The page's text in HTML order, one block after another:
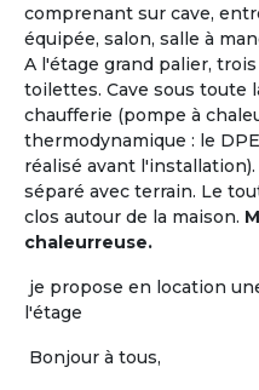
comprenant sur cave,
équipée, salon, salle à
A l'étage grand palier,
toilettes. Cave sous toute
chaufferie (pompe à
thermodynamique : le
réalisé avant
séparé avec terrain. Le
clos autour de la maison.
chaleurreuse.
je propose en location
l'étage
Bonjour à tous,
Gestionnaire
ou Propriétaire
La Maison Partagée ,
Partagé Senior, séduit
futurs retraités, qui
collectif où chacun a son
Le logement partagé
humaine, est une
et lamaison de retraite.
colocataires n'y sont pas
réellement chez eux.